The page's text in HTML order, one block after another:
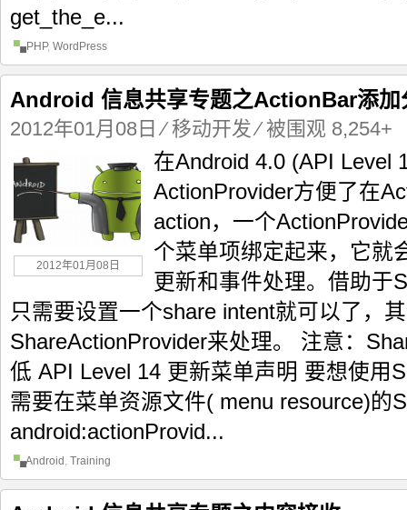
get_the_e...
PHP, WordPress
Android 信息共享专题之ActionBar添加
2012年01月08日 ⁄移动开发⁄ 被围观 8,254+
2012年01月08日
在Android 4.0 (API Level
ActionProvider方便了在
action，一个
个菜单项绑定起来，它就
更新和事件处理。借助于
只需要设置一个share intent就可以了，
ShareActionProvider来处理。 注意：
低 API Level 14 更新菜单声明 要想使用
需要在菜单资源文件( menu resource)的
android:actionProvid...
Android , Training